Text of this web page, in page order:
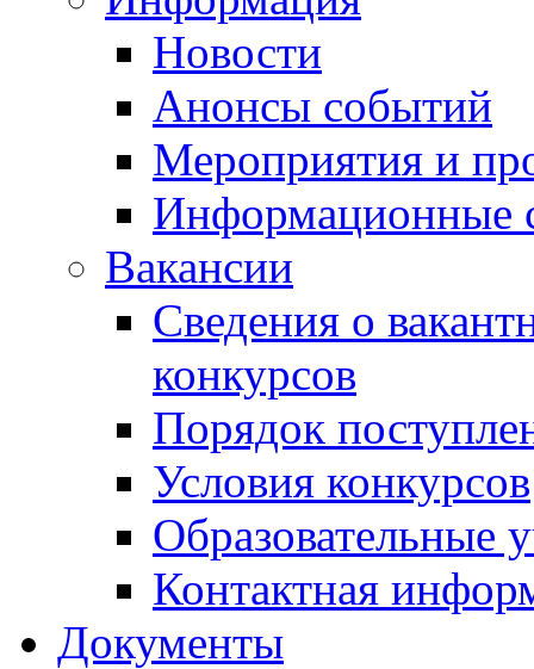
Новости
Анонсы событий
Мероприятия и
Информационные
Вакансии
Сведения о
конкурсов
Порядок
Условия конкурсов
Образовательные
Контактная
Документы